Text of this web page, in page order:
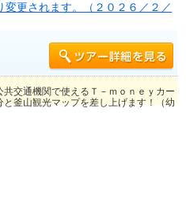
更されます。（２０２６／２／
交通機関で使えるＴ－ｍｏｎｅｙカー
釜山観光マップを差し上げます！（幼